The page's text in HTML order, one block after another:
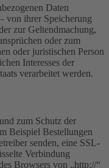
Daten
von ihrer Speicherung
zur Geltendmachung,
oder zum
oder juristischen Person
Interesses der
verarbeitet werden.
zum Schutz der
Beispiel Bestellungen
senden, eine SSL-
Verbindung
Browsers von „http://“